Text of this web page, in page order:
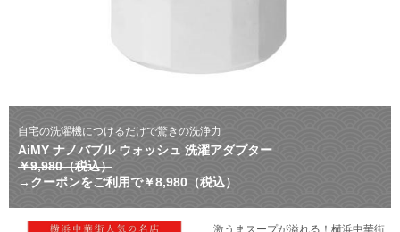
自宅の洗濯機につけるだけで驚きの洗浄力
AiMY ナノバブル ウォッシュ 洗濯アダプター
￥9,980（税込）
→クーポンをご利用で￥8,980（税込）
激うまスープが溢れる！横浜中華街